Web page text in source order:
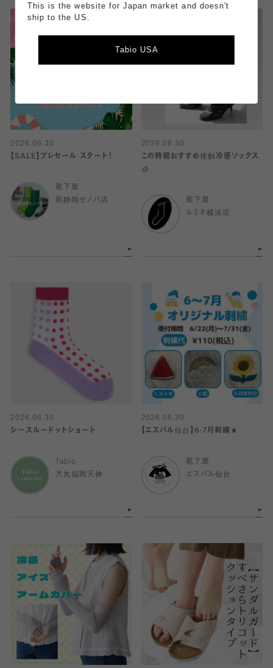
2026.06.30
【SALE】プレセール スタート！
靴下屋
新静岡セノバ店
2026.06.30
この時期おすすめ接触冷感ソックス
🧊
靴下屋
ルミネ横浜店
2026.06.30
シースルードットショート
Tabio
大丸福岡天神
2026.06.30
【エスパル仙台】6-7月刺繍★
靴下屋
エスパル仙台
This is the website for Japan market and doesn't
ship to the US.
Tabio USA